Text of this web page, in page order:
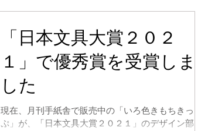
「日本文具大賞２０２
１」で優秀賞を受賞しま
した
現在、月刊手紙舎で販売中の「いろ色きもちきっ
ぷ」が、「日本文具大賞２０２１」のデザイン部門